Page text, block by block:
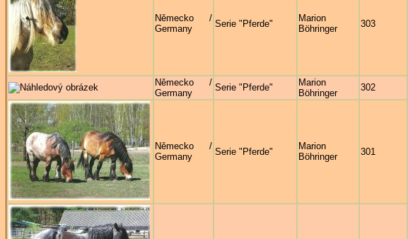
Německo /
Germany
Serie "Pferde"
Marion
Böhringer
303
Německo /
Germany
Serie "Pferde"
Marion
Böhringer
302
Německo /
Germany
Serie "Pferde"
Marion
Böhringer
301